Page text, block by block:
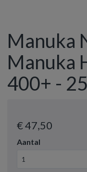
Manuka
Manuka
400+ -
€ 47,50
Aantal